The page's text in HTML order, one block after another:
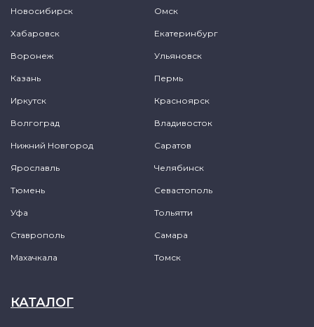
Новосибирск Омск
Хабаровск Екатеринбург
Воронеж Ульяновск
Казань Пермь
Иркутск Красноярск
Волгоград Владивосток
Нижний Новгород Саратов
Ярославль Челябинск
Тюмень Севастополь
Уфа Тольятти
Ставрополь Самара
Махачкала Томск
КАТАЛОГ